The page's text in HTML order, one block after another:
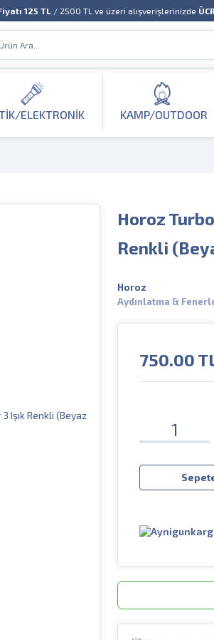
125 TL / 2500 TL ve üzeri alışverişlerinizde
ELEKTRONIK KAMP/OUTDOOR
Horoz
Renkli
Horoz
Aydınlatma &
750.00